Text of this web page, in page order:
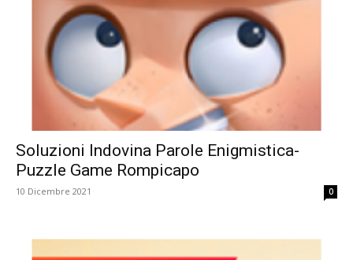
Soluzioni Indovina Parole Enigmistica-
Puzzle Game Rompicapo
10 Dicembre 2021 0